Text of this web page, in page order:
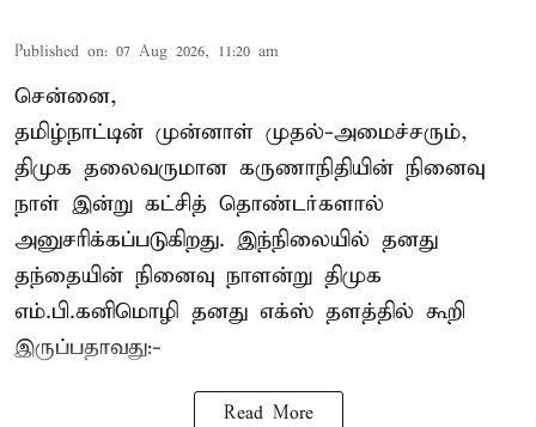
Published on: 07 Aug 2026, 11:20 am
சென்னை,
தமிழ்நாட்டின் முன்னாள் முதல்-அமைச்சரும்,
திமுக தலைவருமான கருணாநிதியின் நினைவு
நாள் இன்று கட்சித் தொண்டர்களால்
அனுசரிக்கப்படுகிறது. இந்நிலையில் தனது
தந்தையின் நினைவு நாளன்று திமுக
எம்.பி.கனிமொழி தனது எக்ஸ் தளத்தில் கூறி
இருப்பதாவது:-
Read More